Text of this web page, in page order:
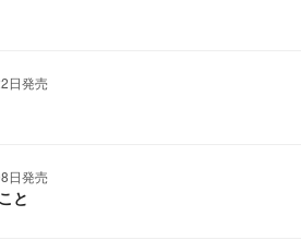
日発売
日発売
と